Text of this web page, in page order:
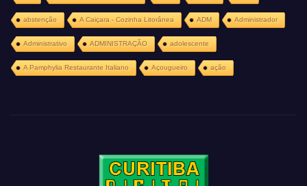
abstenção A Caiçara - Cozinha Litorânea ADM Administrador
Administrativo ADMINISTRAÇÃO adolescente
A Pamphylia Restaurante Italiano Açougueiro ação